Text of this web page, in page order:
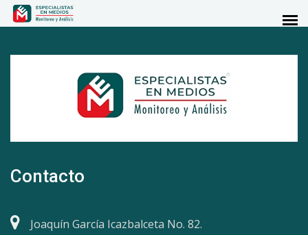
Contacto
Joaquín García Icazbalceta No. 82.